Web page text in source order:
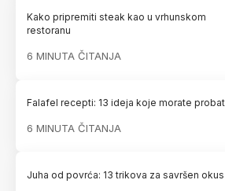
Kako pripremiti steak kao u vrhunskom
restoranu
6 MINUTA ČITANJA
Falafel recepti: 13 ideja koje morate
6 MINUTA ČITANJA
Juha od povrća: 13 trikova za savršen okus